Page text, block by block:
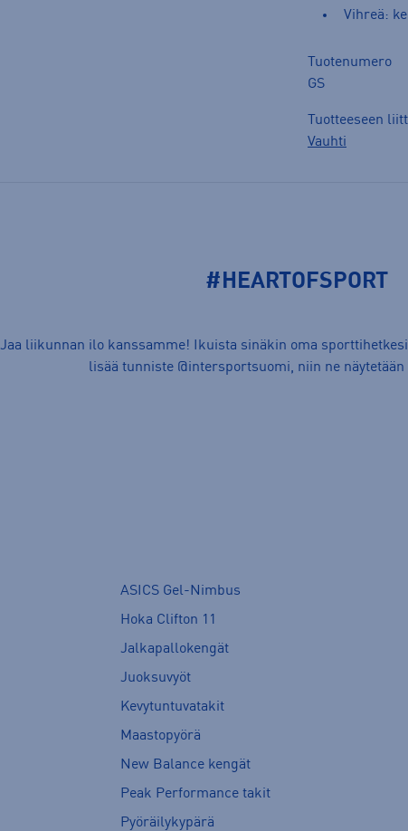
Vihreä:
Tuotenumero
GS
Tuotteeseen
Vauhti
#HEARTOFSPORT
Jaa liikunnan ilo kanssamme! Ikuista sinäkin oma
lisää tunniste @intersportsuomi, niin ne
ASICS Gel-Nimbus
Hoka Clifton 11
Jalkapallokengät
Juoksuvyöt
Kevytuntuvatakit
Maastopyörä
New Balance kengät
Peak Performance takit
Pyöräilykypärä